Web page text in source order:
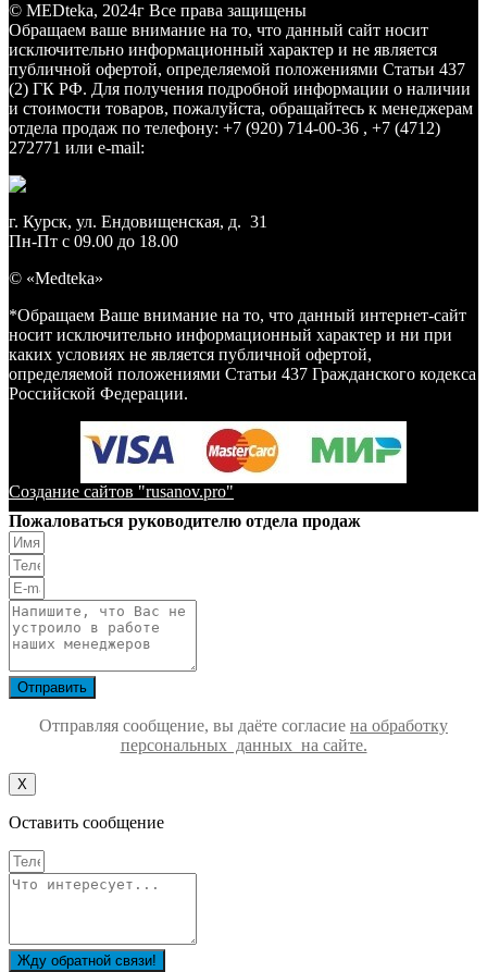
© MEDteka, 2024г Все права защищены
Обращаем ваше внимание на то, что данный сайт носит
исключительно информационный характер и не является
публичной офертой, определяемой положениями Статьи 437
(2) ГК РФ. Для получения подробной информации о наличии
и стоимости товаров, пожалуйста, обращайтесь к менеджерам
отдела продаж по телефону: +7 (920) 714-00-36 , +7 (4712)
272771 или e-mail:
г. Курск, ул. Ендовищенская, д. 31
Пн-Пт с 09.00 до 18.00
© «Medteka»
*Обращаем Ваше внимание на то, что данный интернет-сайт
носит исключительно информационный характер и ни при
каких условиях не является публичной офертой,
определяемой положениями Статьи 437 Гражданского кодекса
Российской Федерации.
Создание сайтов "rusanov.pro"
Пожаловаться руководителю отдела продаж
Отправить
Отправляя сообщение, вы даёте согласие на обработку
персональных данных на сайте.
Х
Оставить сообщение
Жду обратной связи!